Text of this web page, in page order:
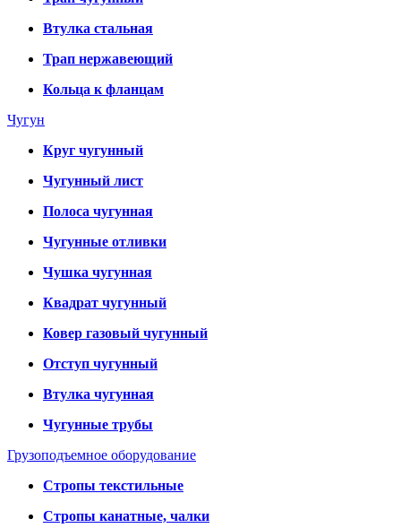
Втулка стальная
Трап нержавеющий
Кольца к фланцам
Чугун
Круг чугунный
Чугунный лист
Полоса чугунная
Чугунные отливки
Чушка чугунная
Квадрат чугунный
Ковер газовый чугунный
Отступ чугунный
Втулка чугунная
Чугунные трубы
Грузоподъемное оборудование
Стропы текстильные
Стропы канатные, чалки